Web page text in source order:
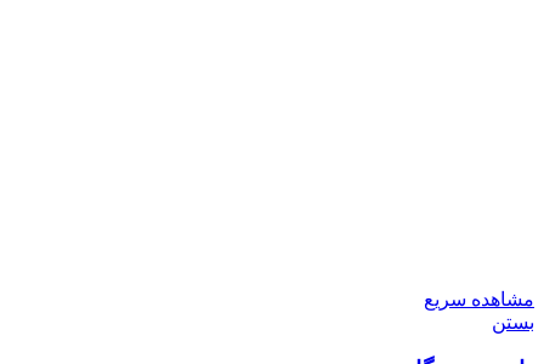
مشاهده سریع
بستن